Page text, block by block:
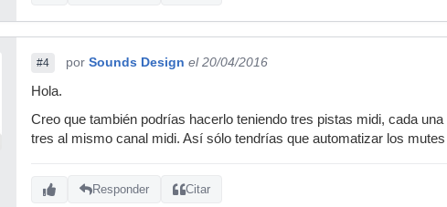
#4 por Sounds Design el 20/04/2016
Hola.
Creo que también podrías hacerlo teniendo tres pistas midi, cada
tres al mismo canal midi. Así sólo tendrías que automatizar los
Responder Citar